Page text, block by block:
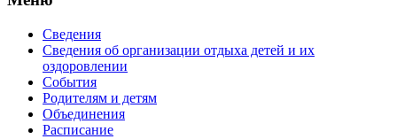
Сведения
Сведения об организации отдыха детей и их
оздоровлении
События
Родителям и детям
Объединения
Расписание